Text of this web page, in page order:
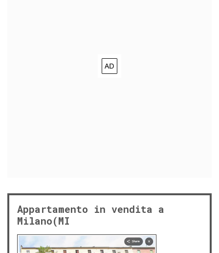
Appartamento in vendita a
Milano(MI